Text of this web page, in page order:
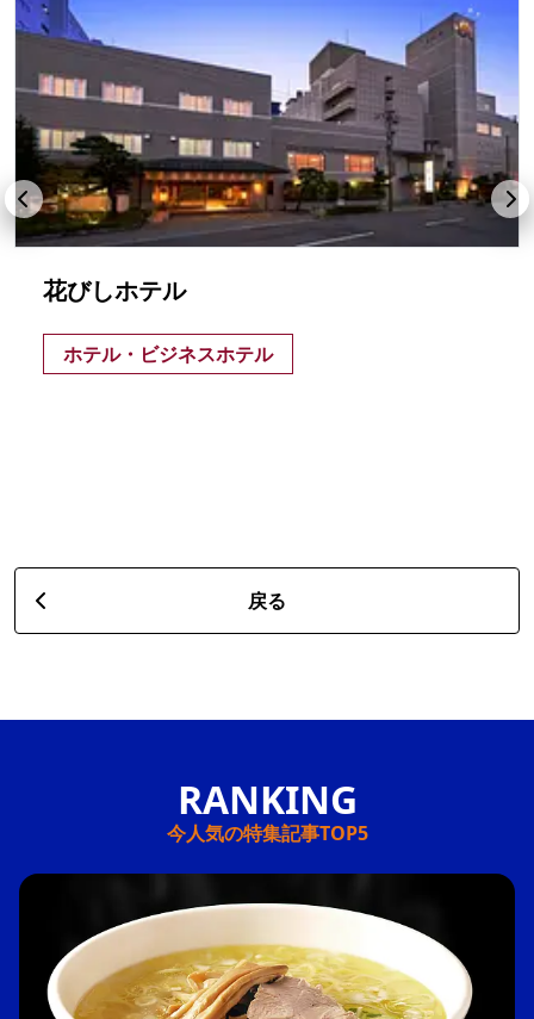
花びしホテル
ホテル・ビジネスホテル
戻る
今人気の特集記事TOP5